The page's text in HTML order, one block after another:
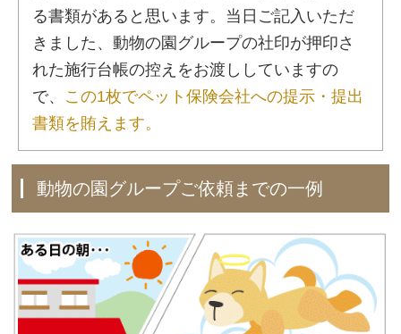
る書類があると思います。当日ご記入いただ
きました、動物の園グループの社印が押印さ
れた施行台帳の控えをお渡ししていますの
で、
この1枚でペット保険会社への提示・提出
書類を賄えます。
動物の園グループご依頼までの一例